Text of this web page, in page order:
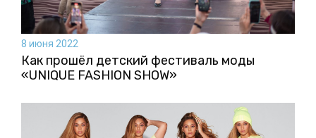
8 июня 2022
Как прошёл детский фестиваль моды
«UNIQUE FASHION SHOW»